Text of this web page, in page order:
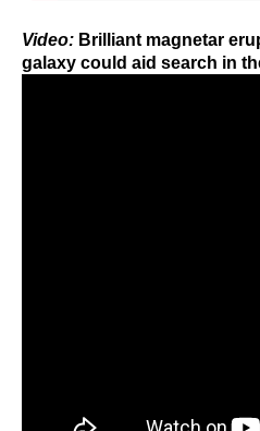
Video: Brilliant magnetar
galaxy could aid search in